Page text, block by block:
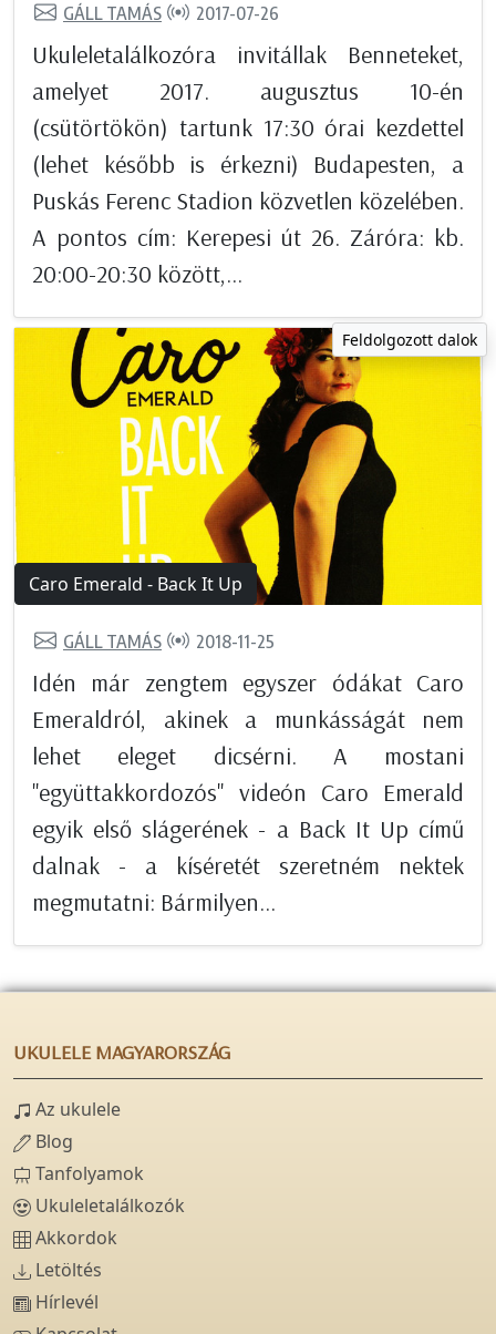
GÁLL TAMÁS 2017-07-26
Ukuleletalálkozóra invitállak Benneteket,
amelyet 2017. augusztus 10-én
(csütörtökön) tartunk 17:30 órai kezdettel
(lehet később is érkezni) Budapesten, a
Puskás Ferenc Stadion közvetlen közelében.
A pontos cím: Kerepesi út 26. Záróra: kb.
20:00-20:30 között,...
Feldolgozott dalok
Caro Emerald - Back It Up
GÁLL TAMÁS 2018-11-25
Idén már zengtem egyszer ódákat Caro
Emeraldról, akinek a munkásságát nem
lehet eleget dicsérni. A mostani
"együttakkordozós" videón Caro Emerald
egyik első slágerének - a Back It Up című
dalnak - a kíséretét szeretném nektek
megmutatni: Bármilyen...
UKULELE MAGYARORSZÁG
Az ukulele
Blog
Tanfolyamok
Ukuleletalálkozók
Akkordok
Letöltés
Hírlevél